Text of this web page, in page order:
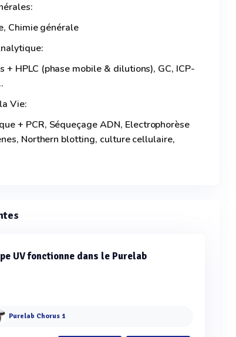
Chimie générale
+ HPLC (phase mobile & dilutions), GC, ICP-
Vie:
+ PCR, Séqueçage ADN, Electrophorèse
Northern blotting, culture cellulaire,
UV fonctionne dans le Purelab
Purelab Chorus 1